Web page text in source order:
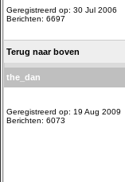
Geregistreerd op: 30 Jul 2006
Berichten: 6697
Terug naar boven
the_dan
Geregistreerd op: 19 Aug 2009
Berichten: 6073